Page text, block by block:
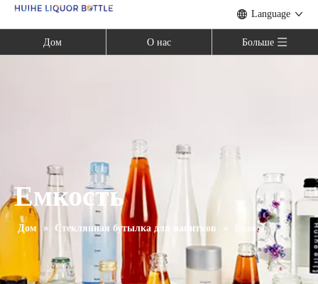
Language
Дом О нас Больше
Емкость
Дом » Стеклянная бутылка для напитков » Емкость